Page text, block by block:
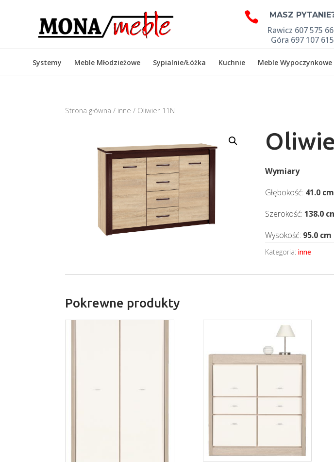
 MASZ
Rawicz 607 575
Góra 697 107 615
Systemy Meble Młodzieżowe Sypialnie/Łóżka Kuchnie Meble Wypoczynkowe
Strona główna / inne / Oliwier 11N
Wymiary
Głębokość: 41.0 cm
Szerokość: 138.0
Wysokość: 95.0 cm
Kategoria:inne
Pokrewne produkty